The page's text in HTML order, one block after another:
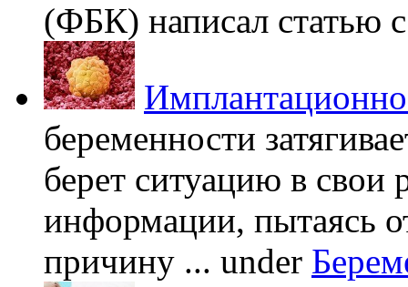
(ФБК) написал статью
беременности
берет ситуацию в свои
информации, пытаясь
причину ... under